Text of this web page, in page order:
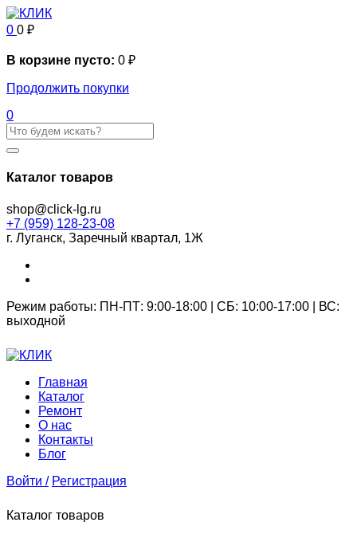
0 0 ₽
В корзине пусто: 0 ₽
Продолжить покупки
0
Каталог товаров
shop@click-lg.ru
+7 (959) 128-23-08
г. Луганск, Заречный квартал, 1Ж
Режим работы: ПН-ПТ: 9:00-18:00 | СБ: 10:00-17:00 | ВС:
выходной
Главная
Каталог
Ремонт
О нас
Контакты
Блог
Войти / Регистрация
Каталог товаров